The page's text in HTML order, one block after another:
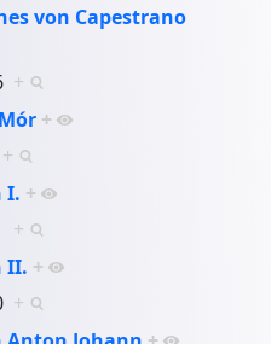
von Capestrano
+
+
+
I. +
+
II. +
+